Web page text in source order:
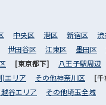
中央区 港区 新宿区 渋
世田谷区 江東区 墨田区
[東京都下] 八王子駅周辺
エリア その他神奈川区 [
谷エリア その他埼玉全域